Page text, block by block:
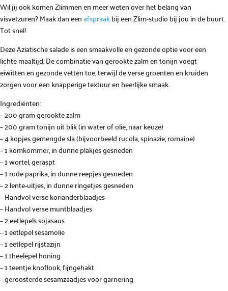
Wil jij ook komen Zlimmen en meer weten over het belang van
visvetzuren? Maak dan eenafspraakbij een Zlim-studio bij jou in de buurt.
Tot snel!
Deze Aziatische salade is een smaakvolle en gezonde optie voor een
lichte maaltijd. De combinatie van gerookte zalm en tonijn voegt
eiwitten en gezonde vetten toe, terwijl de verse groenten en kruiden
zorgen voor een knapperige textuur en heerlijke smaak.
Ingrediënten:
– 200 gram gerookte zalm
– 200 gram tonijn uit blik (in water of olie, naar keuze)
– 4 kopjes gemengde sla (bijvoorbeeld rucola, spinazie, romaine)
– 1 komkommer, in dunne plakjes gesneden
– 1 wortel, geraspt
– 1 rode paprika, in dunne reepjes gesneden
– 2 lente-uitjes, in dunne ringetjes gesneden
– Handvol verse korianderblaadjes
– Handvol verse muntblaadjes
– 2 eetlepels sojasaus
– 1 eetlepel sesamolie
– 1 eetlepel rijstazijn
– 1 theelepel honing
– 1 teentje knoflook, fijngehakt
– geroosterde sesamzaadjes voor garnering